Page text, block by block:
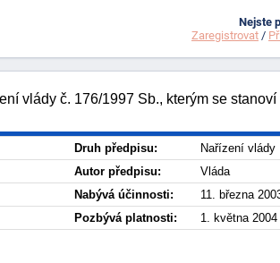
vlády č. 176/1997 Sb., kterým se
Druh předpisu:
Nařízení vlády
Autor předpisu:
Vláda
Nabývá účinnosti:
11. března
Pozbývá platnosti: 1. května 2004
Nejste
Zaregistrovat /